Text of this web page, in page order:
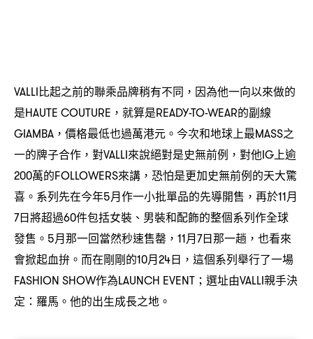
VALLI比起之前的聯乘品牌稍有不同 ， 因為他一向以來做的
是HAUTE COUTURE， 就算是READY-TO-WEAR的副線
GIAMBA， 價格最低也過萬港元。今次和地球上最MASS之
一的牌子合作 ， 對VALLI來說絕對是史無前例 ， 對他IG上逾
200萬的FOLLOWERS來講 ， 恐怕是更加史無前例的天大驚
喜。系列先在今年5月作一小批單品的先導開售 ， 再於11月
7日將超過60件包括女裝、男裝和配飾的整個系列作全球
發售。 5月那一回當然秒速售罄 ，11月7日那一趟 ， 也看來
會掀起血拚。而在剛剛的10月24日 ， 這個系列舉行了一場
FASHION SHOW作為LAUNCH EVENT； 選址由VALLI親手決
定 ： 羅馬。他的出生成長之地。